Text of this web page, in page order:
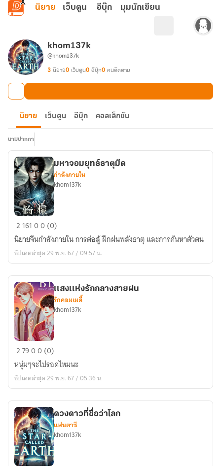
ข้ามไปยังเนื้อหาหลัก
นิยาย เว็บตูน อีบุ๊ก มุมนักเขียน
khom137k
@khom137k
3 นิยาย0 เว็บตูน0 อีบุ๊ก0 คนติดตาม
นิยาย เว็บตูน อีบุ๊ก คอลเล็กชัน
นามปากกา
มหา
จอม
ยุทธ์
ธาตุ
มหาจอมยุทธ์ธาตุมืด
กำลังภายใน
khom137k
2 16100 (0)
นิยายจีนกำลังภายใน การต่อสู้ ฝึกฝนพลังธาตุ และการค้นหาตัวตน
อัปเดตล่าสุด 29 พ.ย. 67 / 09:57 น.
เเสงเเห่ง
รัก
กลาง
สาย
เเสงเเห่งรักกลางสายฝน
รักคอมเมดี้
khom137k
27900 (0)
หนุ่มๆจะไปรอดไหมนะ
อัปเดตล่าสุด 29 พ.ย. 67 / 05:36 น.
ดวงดาวที่ชื่อว่าโลก
แฟนตาซี
khom137k